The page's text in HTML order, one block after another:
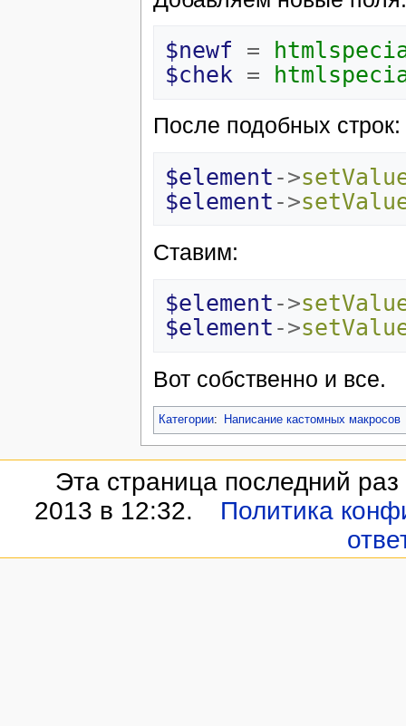
$newf =
$chek =
После подобных строк:
$element ->
$element ->
Ставим:
$element ->
$element ->
Вот собственно и все.
Категории: Написание кастомных макросов
Эта страница последний
2013 в 12:32.
Политика